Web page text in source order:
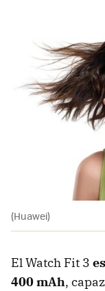
(Huawei)
El Watch Fit 3
400 mAh,